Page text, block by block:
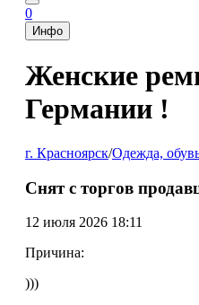
0
Инфо
Женские
Германии !
г. Красноярск/Одежда,
Снят с торгов
12 июля 2026 18:11
Причина:
)))